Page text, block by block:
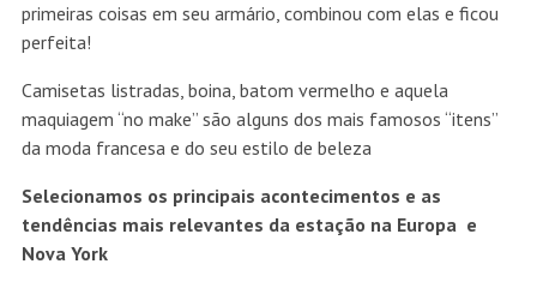
primeiras coisas em seu armário, combinou com elas e ficou
perfeita!
Camisetas listradas, boina, batom vermelho e aquela
maquiagem “no make” são alguns dos mais famosos “itens”
da moda francesa e do seu estilo de beleza
Selecionamos os principais acontecimentos e as
tendências mais relevantes da estação na Europa e
Nova York